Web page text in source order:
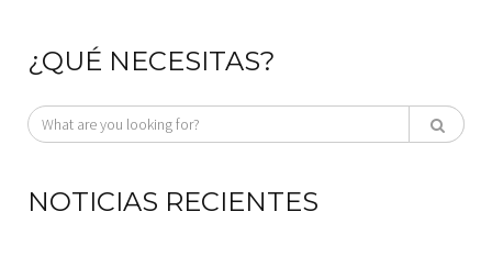
¿QUÉ NECESITAS?
NOTICIAS RECIENTES